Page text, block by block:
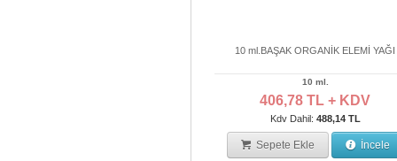
10 ml.BAŞAK ORGANİK ELEMİ YAĞI
10 ml.
406,78 TL + KDV
Kdv Dahil: 488,14 TL
Sepete Ekle İncele